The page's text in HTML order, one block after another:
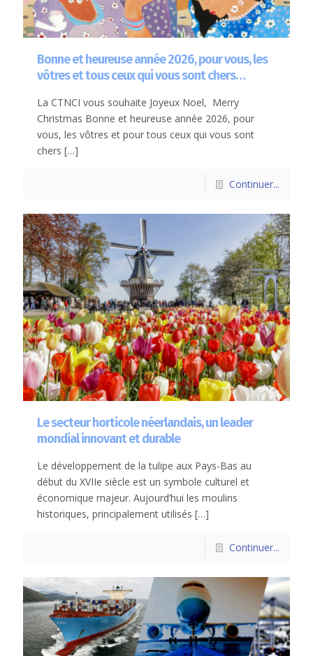
Bonne et heureuse année 2026, pour vous, les
vôtres et tous ceux qui vous sont chers…
La CTNCI vous souhaite Joyeux Noel, Merry
Christmas Bonne et heureuse année 2026, pour
vous, les vôtres et pour tous ceux qui vous sont
chers […]
Continuer...
Le secteur horticole néerlandais, un leader
mondial innovant et durable
Le développement de la tulipe aux Pays-Bas au
début du XVIIe siècle est un symbole culturel et
économique majeur. Aujourd’hui les moulins
historiques, principalement utilisés […]
Continuer...